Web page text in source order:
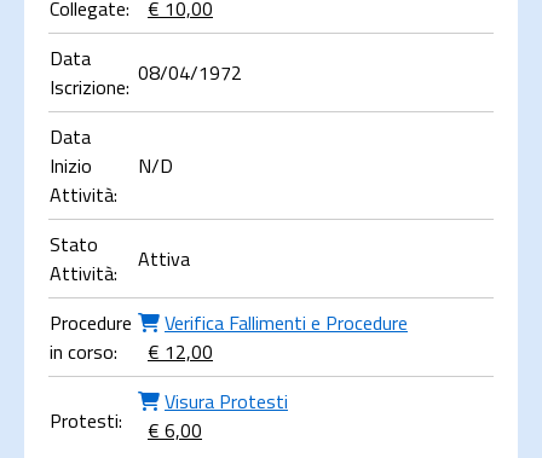
Collegate:
€ 10,00
Data
Iscrizione: 08/04/1972
Data
Inizio
Attività:
N/D
Stato
Attività:
Attiva
Procedure
in corso:
Verifica Fallimenti e Procedure
€ 12,00
Protesti:
Visura Protesti
€ 6,00